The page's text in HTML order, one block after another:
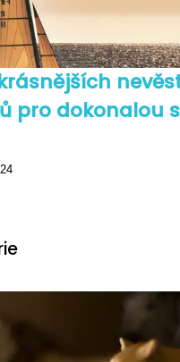
pro dokonalou